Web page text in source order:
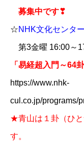
募集中です❣
☆NHK文化センタ
第3金曜 16:00～
「易経超入門～64
https://www.nhk-
cul.co.jp/programs/
​★青山は１卦（ひと
す。​